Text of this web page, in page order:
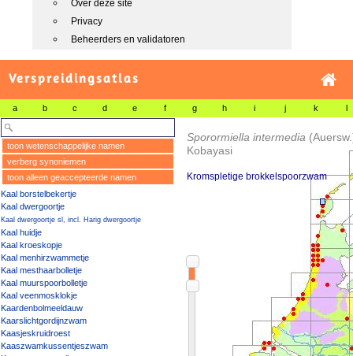
Over deze site
Privacy
Beheerders en validatoren
Verspreidingsatlas
a b c d e f g h i j k l
toon wetenschappelijke namen
verberg synoniemen
toon alleen geaccepteerde namen
Kaal borstelbekertje
Kaal dwergoortje
Kaal dwergoortje sl, incl. Harig dwergoortje
Kaal huidje
Kaal kroeskopje
Kaal menhirzwammetje
Kaal mesthaarbolletje
Kaal muurspoorbolletje
Kaal veenmosklokje
Kaardenbolmeeldauw
Kaarslichtgordijnzwam
Kaasjeskruidroest
Kaaszwamkussentjeszwam
Sporormiella intermedia
Kobayasi
Kromspletige brokkelspoorzwam